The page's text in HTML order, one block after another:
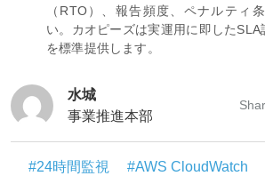
（RTO）、報告頻度、ペナルティ
い。カオピーズは実運用に即した
を標準提供します。
水城
事業推進本部
#24時間監視 #AWS CloudWatch